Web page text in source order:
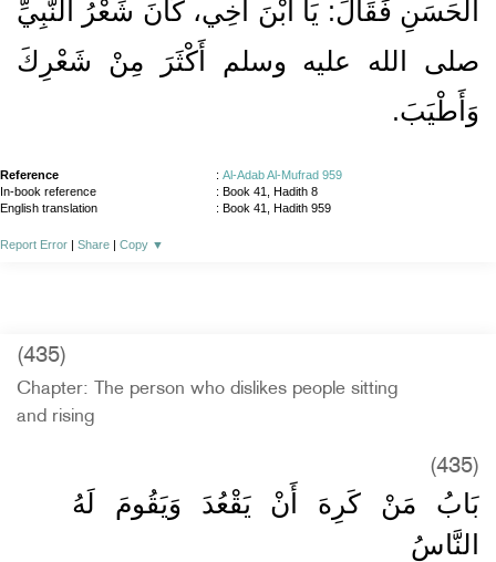
الْحَسَنِ فَقَالَ‏:‏ يَا ابْنَ أَخِي، كَانَ شَعْرُ النَّبِيِّ
صلى الله عليه وسلم أَكْثَرَ مِنْ شَعْرِكَ
وَأَطْيَبَ‏.‏
Reference : Al-Adab Al-Mufrad 959
In-book reference
: Book 41, Hadith 8
English translation
: Book 41, Hadith 959
Report Error | Share | Copy ▼
(435)
Chapter: The person who dislikes people sitting
and rising
(435)
بَابُ مَنْ كَرِهَ أَنْ يَقْعُدَ وَيَقُومَ لَهُ
النَّاسُ